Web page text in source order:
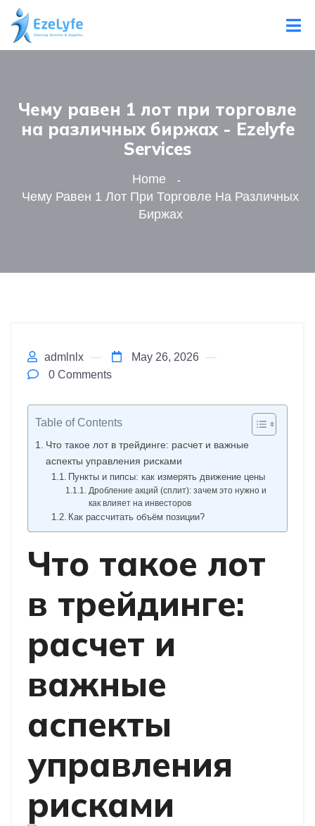
Чему равен 1 лот при торговле
на различных биржах - Ezelyfe
Services
Home
Чему Равен 1 Лот При Торговле На Различных
Биржах
admlnlx
May 26, 2026
0 Comments
Table of Contents
Что такое лот в трейдинге: расчет и важные
аспекты управления рисками
Пункты и пипсы: как измерять движение цены
Дробление акций (сплит): зачем это нужно и
как влияет на инвесторов
Как рассчитать объём позиции?
Что такое лот
в трейдинге:
расчет и
важные
аспекты
управления
рисками